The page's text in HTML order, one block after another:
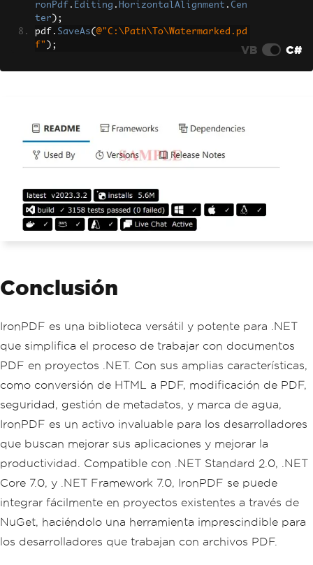
ronPdf . Editing . HorizontalAlignment . Cen
ter );
pdf . SaveAs( @"C:\Path\To\Watermarked.pd
f" ); VB C#
Conclusión
IronPDF es una biblioteca versátil y potente para .NET
que simplifica el proceso de trabajar con documentos
PDF en proyectos .NET. Con sus amplias características,
como conversión de HTML a PDF, modificación de PDF,
seguridad, gestión de metadatos, y marca de agua,
IronPDF es un activo invaluable para los desarrolladores
que buscan mejorar sus aplicaciones y mejorar la
productividad. Compatible con .NET Standard 2.0, .NET
Core 7.0, y .NET Framework 7.0, IronPDF se puede
integrar fácilmente en proyectos existentes a través de
NuGet, haciéndolo una herramienta imprescindible para
los desarrolladores que trabajan con archivos PDF.